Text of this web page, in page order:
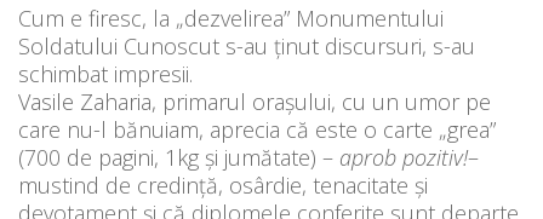
Cum e firesc, la „dezvelirea” Monumentului
Soldatului Cunoscut s-au ținut discursuri, s-au
schimbat impresii.
Vasile Zaharia, primarul orașului, cu un umor pe
care nu-l bănuiam, aprecia că este o carte „grea”
(700 de pagini, 1kg și jumătate) – aprob pozitiv!–
mustind de credință, osârdie, tenacitate și
devotament și că diplomele conferite sunt departe